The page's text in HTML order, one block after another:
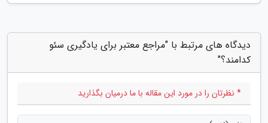
دیدگاه های مرتبط با "مراجع معتبر برای یادگیری سئو
کدامند؟"
* نظرتان را در مورد این مقاله با ما درمیان بگذارید